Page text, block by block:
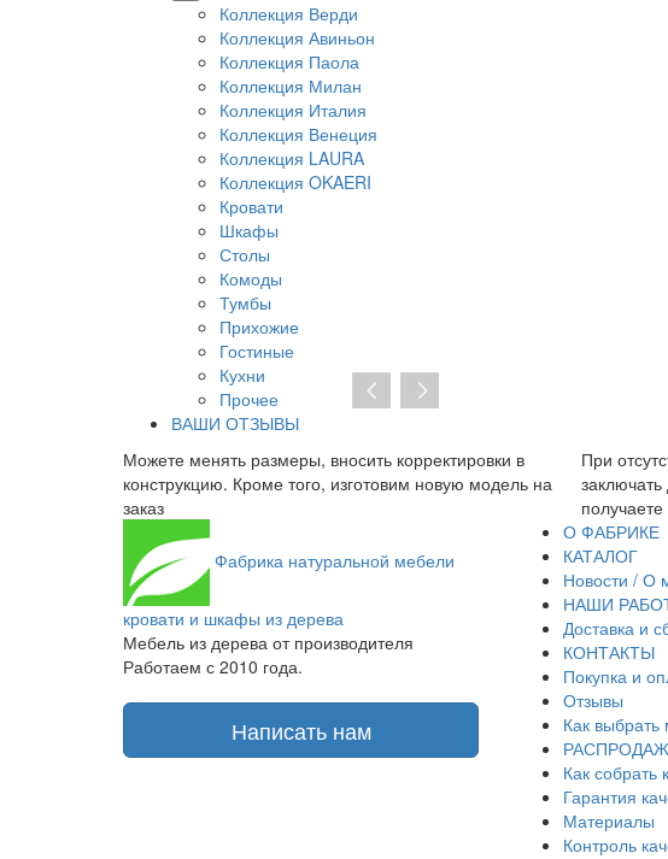
Коллекция Верди
Коллекция Авиньон
Коллекция Паола
Коллекция Милан
Коллекция Италия
Коллекция Венеция
Коллекция LAURA
Коллекция OKAERI
Кровати
Шкафы
Столы
Комоды
Тумбы
Прихожие
Гостиные
Кухни
Прочее
ВАШИ ОТЗЫВЫ
вносить корректировки в
изготовим новую модель на
При отсутствии предоплаты нет
заключать договор на изготовление. От
получаете транспортную накладную и
Фабрика натуральной мебели
кровати и шкафы из дерева
Мебель из дерева от производителя
Работаем с 2010 года.
Написать нам
О ФАБРИКЕ
КАТАЛОГ
Новости / О
НАШИ
Доставка и
КОНТАКТЫ
Покупка и
Отзывы
Как выбрать
Как собрать
Гарантия
Материалы
Контроль